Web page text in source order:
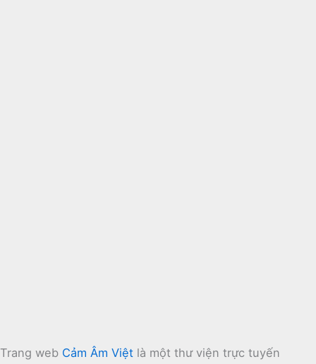
Trang web Cảm Âm Việt là một thư viện trực tuyến